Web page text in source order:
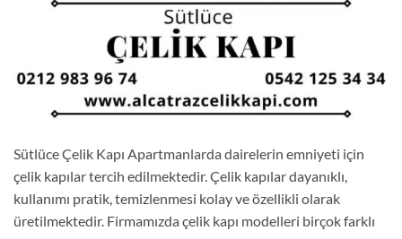
Sütlüce Çelik Kapı Apartmanlarda dairelerin emniyeti için
çelik kapılar tercih edilmektedir. Çelik kapılar dayanıklı,
kullanımı pratik, temizlenmesi kolay ve özellikli olarak
üretilmektedir. Firmamızda çelik kapı modelleri birçok farklı